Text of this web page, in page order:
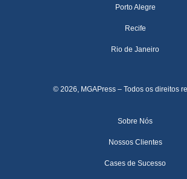
Porto Alegre
Recife
Rio de Janeiro
© 2026, MGAPress – Todos os direitos
Sobre Nós
Nossos Clientes
Cases de Sucesso